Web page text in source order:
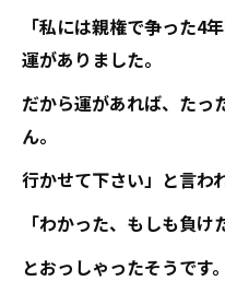
「私には親権で争った4
運がありました。
だから運があれば、たっ
ん。
行かせて下さい」と言わ
「わかった、もしも負け
とおっしゃったそうです。